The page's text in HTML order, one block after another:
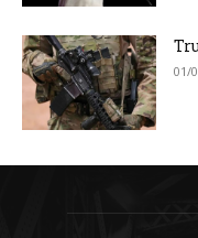
01/